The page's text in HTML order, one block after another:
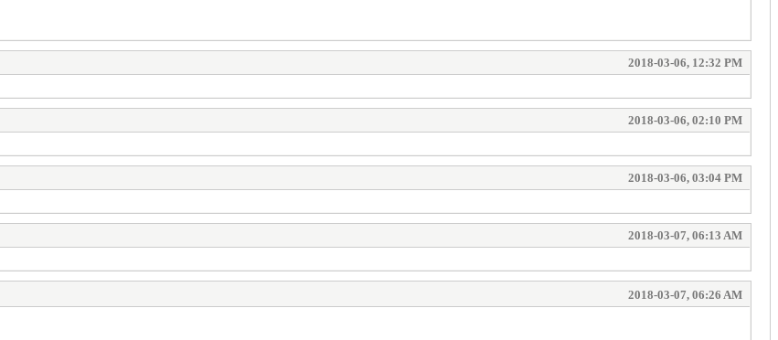
2018-03-06, 12:32 PM
2018-03-06, 02:10 PM
2018-03-06, 03:04 PM
2018-03-07, 06:13 AM
2018-03-07, 06:26 AM